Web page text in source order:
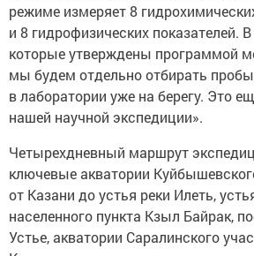
режиме измеряет 8
и 8 гидрофизических показателей.
которые утверждены программой
мы будем отдельно отбирать
в лаборатории уже на берегу. Это
нашей научной экспедиции».
Четырехдневный маршрут
ключевые акватории
от Казани до устья реки Илеть,
населенного пункта Кзыл Байрак,
Устье, акватории Саралинского